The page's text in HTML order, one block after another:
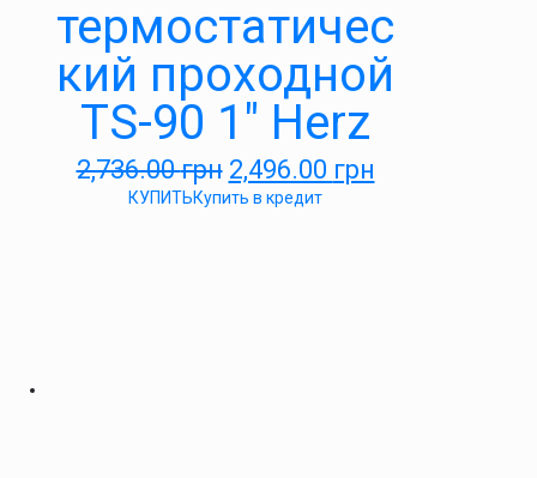
термостатичес
кий проходной
TS-90 1″ Herz
2,736.00грн 2,496.00 грн
КУПИТЬКупить в кредит